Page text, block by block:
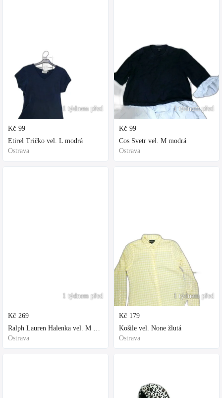
1 týdnem před
Kč 99
Etirel Tričko vel. L modrá
Ostrava
1 týdnem před
Kč 269
Ralph Lauren Halenka vel. M bílá
Ostrava
1 týdnem před
Kč 99
Cos Svetr vel. M modrá
Ostrava
1 týdnem před
Kč 179
Košile vel. None žlutá
Ostrava